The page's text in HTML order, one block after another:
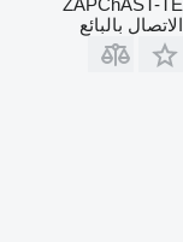
ZAPChAST-TE
الاتصال بالبائع